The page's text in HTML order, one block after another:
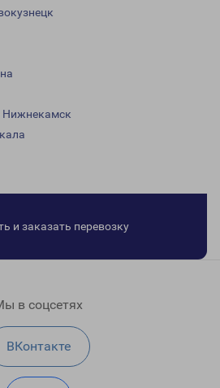
Нижнекамск
и заказать перевозку
в соцсетях
ВКонтакте